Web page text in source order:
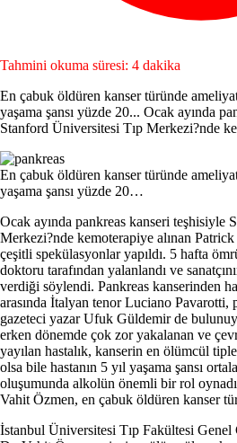
Tahmini okuma süresi: 4 dakika
En çabuk öldüren kanser türünde
yaşama şansı yüzde 20... Ocak ayında
Stanford Üniversitesi Tıp Merkezi?nde
En çabuk öldüren kanser türünde
yaşama şansı yüzde 20…
Ocak ayında pankreas kanseri teşhisiyle
Merkezi?nde kemoterapiye alınan Patrick
çeşitli spekülasyonlar yapıldı. 5 hafta
doktoru tarafından yalanlandı ve
verdiği söylendi. Pankreas kanserinden
arasında İtalyan tenor Luciano
gazeteci yazar Ufuk Güldemir de
erken dönemde çok zor yakalanan ve
yayılan hastalık, kanserin en ölümcül
olsa bile hastanın 5 yıl yaşama şansı
oluşumunda alkolün önemli bir rol
Vahit Özmen, en çabuk öldüren kanser
İstanbul Üniversitesi Tıp Fakültesi